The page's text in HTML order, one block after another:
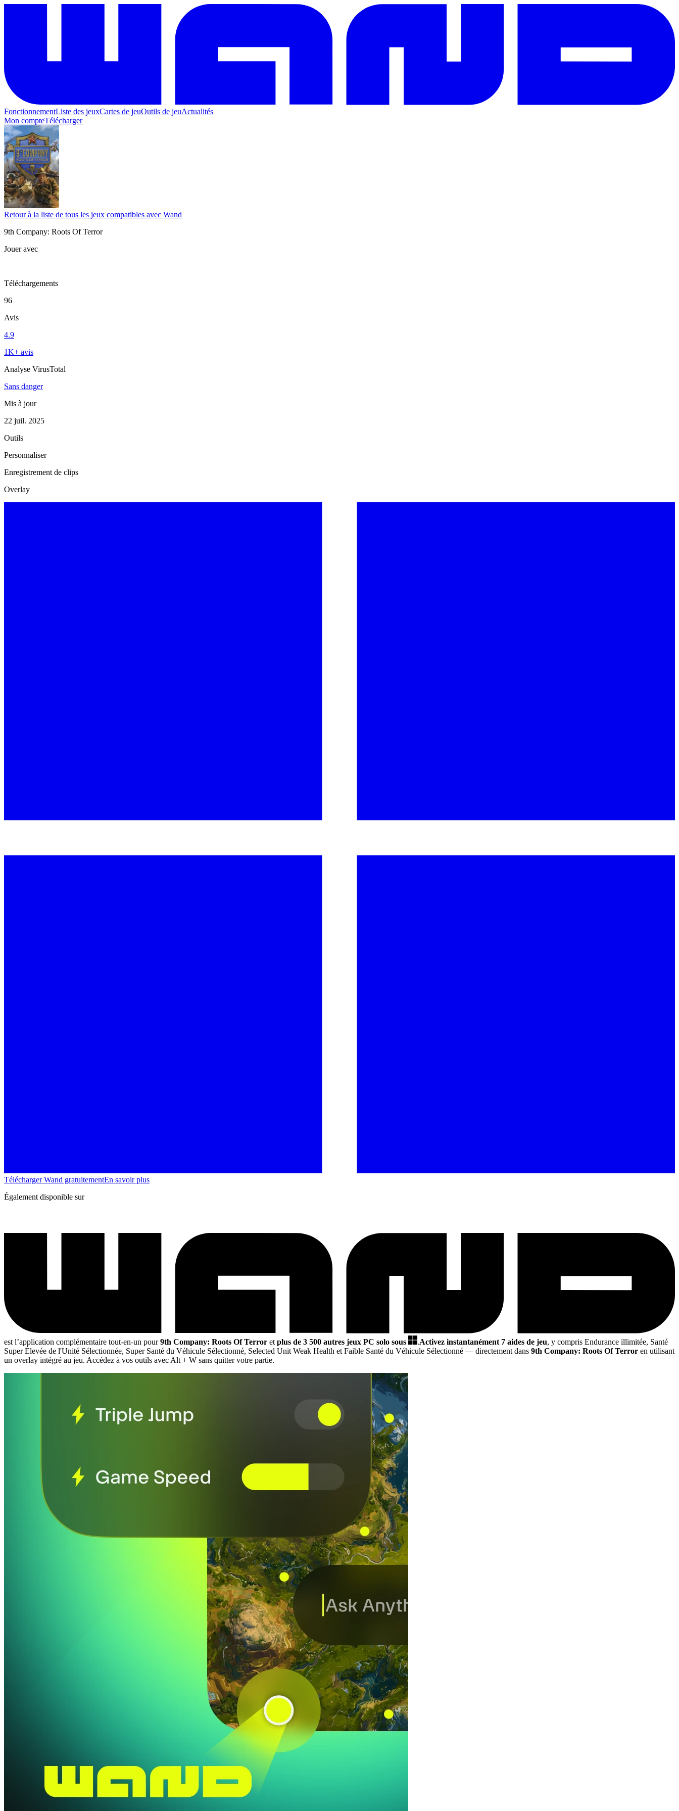
FonctionnementListe des jeuxCartes de jeuOutils de jeuActualités
Mon compteTélécharger
Retour à la liste de tous les jeux compatibles avec Wand
9th Company: Roots Of Terror
Jouer avec
Téléchargements
96
Avis
4.9
1K+ avis
Analyse VirusTotal
Sans danger
Mis à jour
22 juil. 2025
Outils
Personnaliser
Enregistrement de clips
Overlay
Télécharger Wand gratuitementEn savoir plus
Également disponible sur
est l’application complémentaire tout-en-un pour9th Company: Roots Of Terror et plus de 3 500 autres jeux PC solo sous .Activez instantanément 7 aides de jeu, y compris Endurance illimitée, Santé
Super Élevée de l'Unité Sélectionnée, Super Santé du Véhicule Sélectionné, Selected Unit Weak Health et Faible Santé du Véhicule Sélectionné — directement dans 9th Company: Roots Of Terror en utilisant
un overlay intégré au jeu. Accédez à vos outils avec Alt + W sans quitter votre partie.